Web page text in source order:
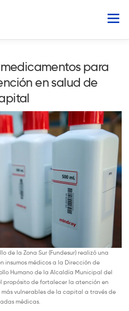
Menú
COCOIN
para
en salud de
de la Zona Sur (Fundesur) realizó una
insumos médicos a la Dirección de
Humano de la Alcaldía Municipal del
propósito de fortalecer la atención en
vulnerables de la capital a través de
médicas.